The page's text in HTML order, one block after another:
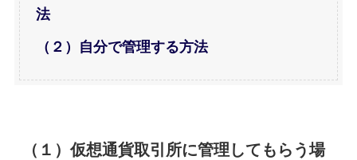
法
（２）自分で管理する方法
（１）仮想通貨取引所に管理してもらう場